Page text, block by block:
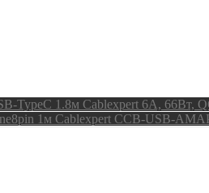
TypeC 1.8м Cablexpert 6A, 66Вт,
1м Cablexpert CCB-USB-